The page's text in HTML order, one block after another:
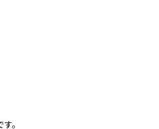
。